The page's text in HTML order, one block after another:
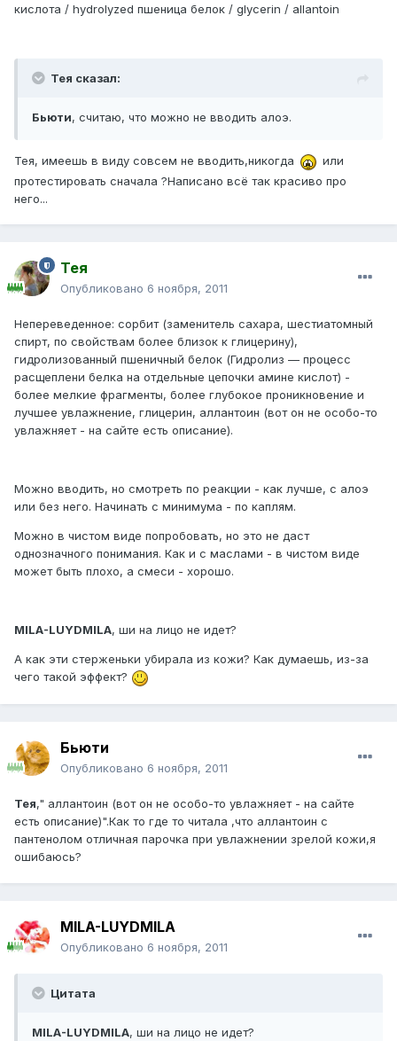
кислота / hydrolyzed пшеница белок / glycerin / allantoin
Тея сказал:
Бьюти, считаю, что можно не вводить алоэ.
Тея, имеешь в виду совсем не вводить,никогда
или
протестировать сначала ?Написано всё так красиво про
него...
Тея
Опубликовано 6 ноября, 2011
Непереведенное: сорбит (заменитель сахара, шестиатомный
спирт, по свойствам более близок к глицерину),
гидролизованный пшеничный белок (Гидролиз — процесс
расщеплени белка на отдельные цепочки амине кислот) -
более мелкие фрагменты, более глубокое проникновение и
лучшее увлажнение, глицерин, аллантоин (вот он не особо-то
увлажняет - на сайте есть описание).
Можно вводить, но смотреть по реакции - как лучше, с алоэ
или без него. Начинать с минимума - по каплям.
Можно в чистом виде попробовать, но это не даст
однозначного понимания. Как и с маслами - в чистом виде
может быть плохо, а смеси - хорошо.
MILA-LUYDMILA, ши на лицо не идет?
А как эти стерженьки убирала из кожи? Как думаешь, из-за
чего такой эффект?
Бьюти
Опубликовано 6 ноября, 2011
Тея," аллантоин (вот он не особо-то увлажняет - на сайте
есть описание)".Как то где то читала ,что аллантоин с
пантенолом отличная парочка при увлажнении зрелой кожи,я
ошибаюсь?
MILA-LUYDMILA
Опубликовано 6 ноября, 2011
Цитата
MILA-LUYDMILA, ши на лицо не идет?